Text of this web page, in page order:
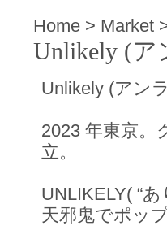
Home > Market
Unlikely (ア
Unlikely (アン
2023 年東京。
立。
UNLIKELY( “
天邪鬼でポッ